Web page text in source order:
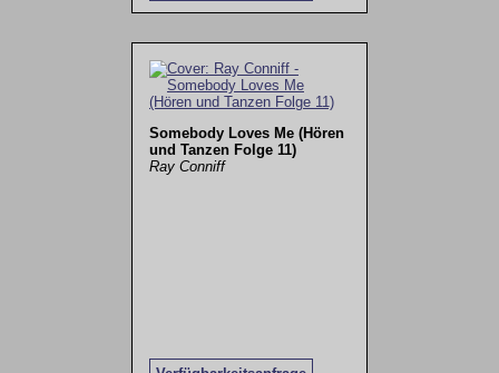
Somebody Loves Me (Hören
und Tanzen Folge 11)
Ray Conniff